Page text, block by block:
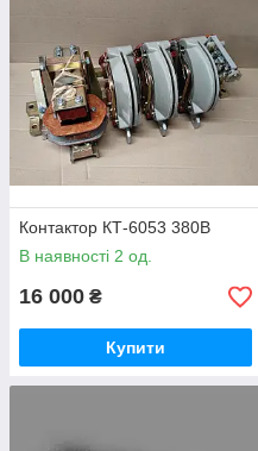
Контактор КТ-6053 380В
В наявності 2 од.
16 000 ₴
Купити